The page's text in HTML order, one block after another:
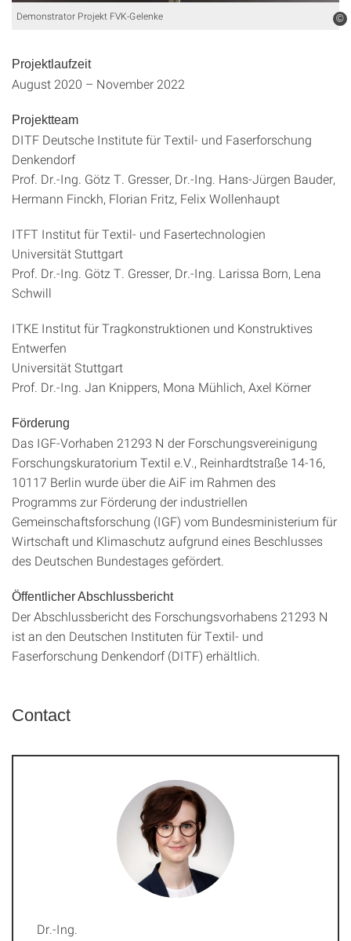
©
Demonstrator Projekt FVK-Gelenke
Projektlaufzeit
August 2020 – November 2022
Projektteam
DITF Deutsche Institute für Textil- und Faserforschung
Denkendorf
Prof. Dr.-Ing. Götz T. Gresser, Dr.-Ing. Hans-Jürgen Bauder,
Hermann Finckh, Florian Fritz, Felix Wollenhaupt
ITFT Institut für Textil- und Fasertechnologien
Universität Stuttgart
Prof. Dr.-Ing. Götz T. Gresser, Dr.-Ing. Larissa Born, Lena
Schwill
ITKE Institut für Tragkonstruktionen und Konstruktives
Entwerfen
Universität Stuttgart
Prof. Dr.-Ing. Jan Knippers, Mona Mühlich, Axel Körner
Förderung
Das IGF-Vorhaben 21293 N der Forschungsvereinigung
Forschungskuratorium Textil e.V., Reinhardtstraße 14-16,
10117 Berlin wurde über die AiF im Rahmen des
Programms zur Förderung der industriellen
Gemeinschaftsforschung (IGF) vom Bundesministerium für
Wirtschaft und Klimaschutz aufgrund eines Beschlusses
des Deutschen Bundestages gefördert.
Öffentlicher Abschlussbericht
Der Abschlussbericht des Forschungsvorhabens 21293 N
ist an den Deutschen Instituten für Textil- und
Faserforschung Denkendorf (DITF) erhältlich.
Contact
Dr.-Ing.